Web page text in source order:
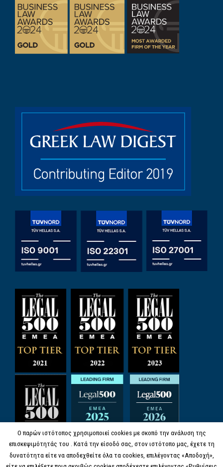
Ο παρών ιστότοπος χρησιμοποιεί cookies με σκοπό την ανάλυση της
επισκεψιμότητάς του . Κατά την είσοδό σας, στον ιστότοπο μας, έχετε τη
δυνατότητα είτε να αποδεχθείτε όλα τα cookies, επιλέγοντας «Αποδοχή»,